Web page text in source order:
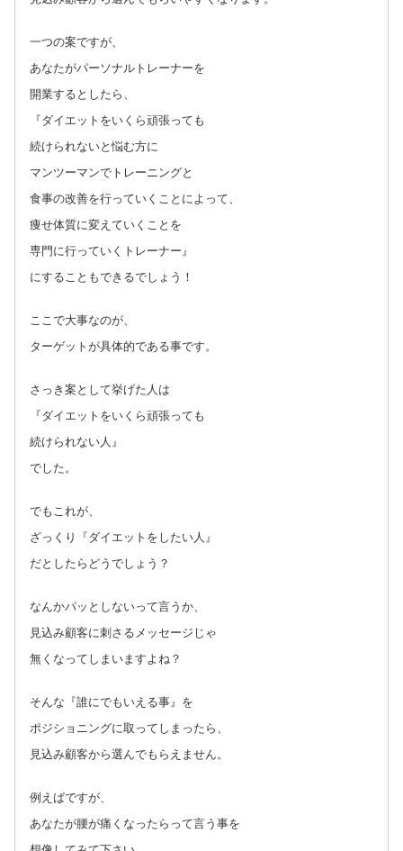
一つの案ですが、
あなたがパーソナルトレーナーを
開業するとしたら、
『ダイエットをいくら頑張っても
続けられないと悩む方に
マンツーマンでトレーニングと
食事の改善を行っていくことによって、
痩せ体質に変えていくことを
専門に行っていくトレーナー』
にすることもできるでしょう！
ここで大事なのが、
ターゲットが具体的である事です。
さっき案として挙げた人は
『ダイエットをいくら頑張っても
続けられない人』
でした。
でもこれが、
ざっくり『ダイエットをしたい人』
だとしたらどうでしょう？
なんかパッとしないって言うか、
見込み顧客に刺さるメッセージじゃ
無くなってしまいますよね？
そんな『誰にでもいえる事』を
ポジショニングに取ってしまったら、
見込み顧客から選んでもらえません。
例えばですが、
あなたが腰が痛くなったらって言う事を